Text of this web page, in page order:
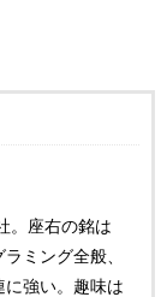
。座右の銘は
ミング全般、
に強い。趣味は